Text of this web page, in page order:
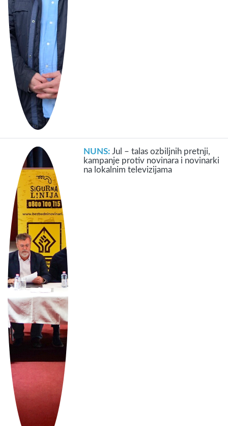
NUNS:Jul – talas ozbiljnih pretnji,
kampanje protiv novinara i novinarki
na lokalnim televizijama